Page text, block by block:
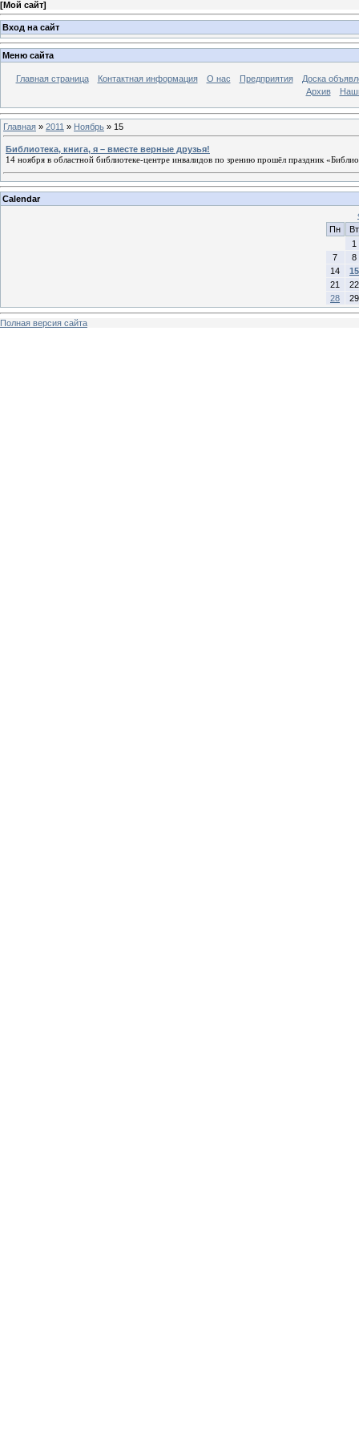
[Мой сайт]
Вход на сайт
Меню сайта
Главная страница Контактная информация О нас Предприятия
Доска
Архив
Главная » 2011 » Ноябрь » 15
Библиотека, книга, я – вместе верные друзья!
14 ноября в областной библиотеке-центре инвалидов по зрению прошёл праздник
Calendar
Пн
Вт
1
7
8
14
15
21
22
28
29
Полная версия сайта